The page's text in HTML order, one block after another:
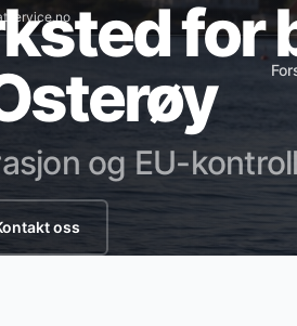
for
og EU-
oss